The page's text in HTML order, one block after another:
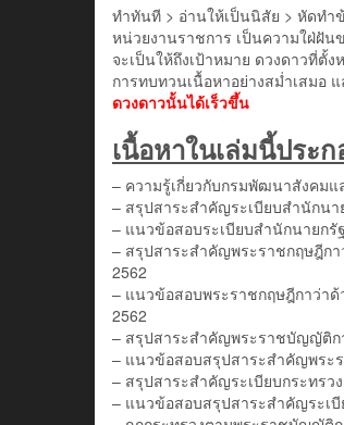
ทำทันที > อ่านให้เป็นนิสัย > หัดทำ
หน่วยงานราชการ เป็นความใฝ่ฝั
จะเป็นให้ถึงเป้าหมาย ดวงดาวที่ตั้
การทบทวนเนื้อหาอย่างสม่ำเสมอ แ
ดวงดาวนั้นได้เร็วขึ้น
เนื้อหาในเล่มนี้ประ
– ความรู้เกี่ยวกับกรมพัฒนาสังคมแ
– สรุปสาระสำคัญระเบียบสำนักน
– แนวข้อสอบระเบียบสำนักนายก
– สรุปสาระสำคัญพระราชกฤษฎีก
2562
– แนวข้อสอบพระราชกฤษฎีกาว่า
2562
– สรุปสาระสำคัญพระราชบัญญัติก
– แนวข้อสอบสรุปสาระสำคัญพระ
– สรุปสาระสำคัญระเบียบกระทรว
– แนวข้อสอบสรุปสาระสำคัญระเบี